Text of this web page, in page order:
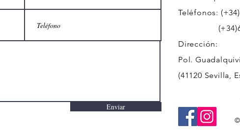
Enviar
Teléfonos:
Dirección:
Pol.
(41120 Sevilla,
©